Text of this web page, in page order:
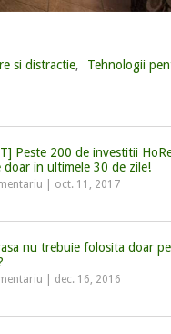
si distractie, Tehnologii
Peste 200 de investitii
doar in ultimele 30 de zile!
oct. 11, 2017
nu trebuie folosita doar
dec. 16, 2016